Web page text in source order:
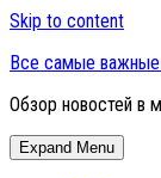
Skip to content
Все самые важные
Обзор новостей в
Expand Menu